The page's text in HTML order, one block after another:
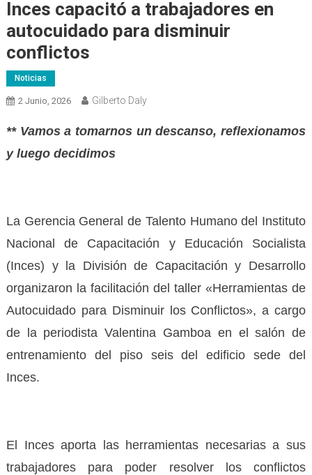
Inces capacitó a trabajadores en
autocuidado para disminuir
conflictos
Noticias
2 Junio, 2026 Gilberto Daly
** Vamos a tomarnos un descanso, reflexionamos
y luego decidimos
La Gerencia General de Talento Humano del Instituto
Nacional de Capacitación y Educación Socialista
(Inces) y la División de Capacitación y Desarrollo
organizaron la facilitación del taller «Herramientas de
Autocuidado para Disminuir los Conflictos», a cargo
de la periodista Valentina Gamboa en el salón de
entrenamiento del piso seis del edificio sede del
Inces.
El Inces aporta las herramientas necesarias a sus
trabajadores para poder resolver los conflictos